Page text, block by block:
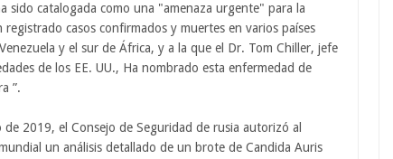
catalogada como una "amenaza urgente" para la
casos confirmados y muertes en varios países
y el sur de África, y a la que el Dr. Tom Chiller, jefe
de los EE. UU., Ha nombrado esta enfermedad de
”.
2019, el Consejo de Seguridad de rusia autorizó al
un análisis detallado de un brote de Candida Auris